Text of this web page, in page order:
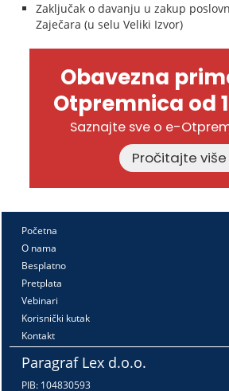
Zaključak o davanju u zakup
Zaječara (u selu Veliki Izvor)
Obavezna
Otpremnica od
Saznajte sve o e-
Početna
O nama
Besplatno
Pretplata
Vebinari
Korisnički kutak
Kontakt
Paragraf Lex d.o.o.
PIB: 104830593